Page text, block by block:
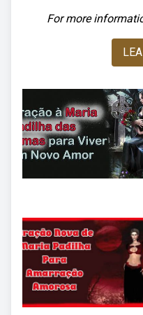
For more